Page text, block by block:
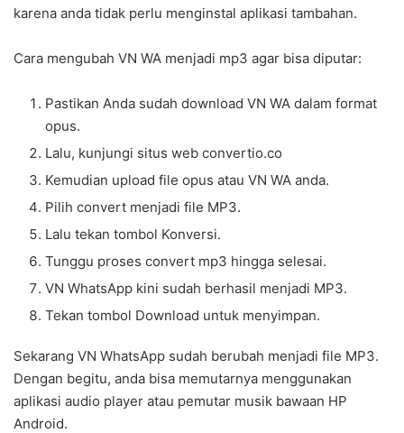
karena anda tidak perlu menginstal aplikasi tambahan.
Cara mengubah VN WA menjadi mp3 agar bisa diputar:
Pastikan Anda sudah download VN WA dalam format
opus.
Lalu, kunjungi situs web convertio.co
Kemudian upload file opus atau VN WA anda.
Pilih convert menjadi file MP3.
Lalu tekan tombol Konversi.
Tunggu proses convert mp3 hingga selesai.
VN WhatsApp kini sudah berhasil menjadi MP3.
Tekan tombol Download untuk menyimpan.
Sekarang VN WhatsApp sudah berubah menjadi file MP3.
Dengan begitu, anda bisa memutarnya menggunakan
aplikasi audio player atau pemutar musik bawaan HP
Android.